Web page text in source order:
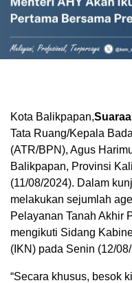
Kota Balikpapan,
Tata Ruang/Kepala
(ATR/BPN), Agus
Balikpapan, Provinsi
(11/08/2024). Dalam
melakukan sejumlah
Pelayanan Tanah Akhir
mengikuti Sidang
(IKN) pada Senin (12/
“Secara khusus, besok